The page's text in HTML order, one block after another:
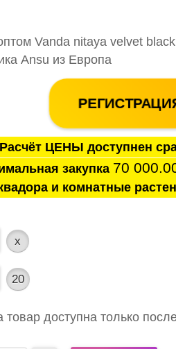
Vanda nitaya velvet
Ansu из Европа
Расчёт ЦЕНЫ доступнен
закупка 70
и комнатные
x
20
товар доступна только